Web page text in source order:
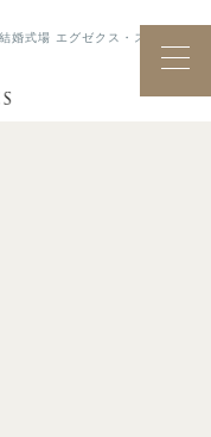
婚式場 エグゼクス・スウィーツ